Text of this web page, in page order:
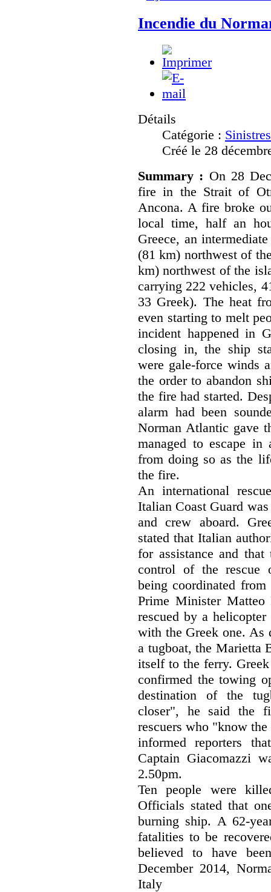
Incendie du
Détails
Catégorie :
Créé le 28
Summary : On 28
fire in the Strait of
Ancona. A fire broke
local time, half an
Greece, an
(81 km) northwest of
km) northwest of the
carrying 222 vehicles,
33 Greek). The heat
even starting to melt
incident happened in
closing in, the ship
were gale-force winds
the order to abandon
the fire had started.
alarm had been
Norman Atlantic gave
managed to escape in
from doing so as the
the fire.
An international
Italian Coast Guard
and crew aboard.
stated that Italian
for assistance and
control of the rescue
being coordinated
Prime Minister Matteo
rescued by a
with the Greek one. As
a tugboat, the Marietta
itself to the ferry.
confirmed the towing
destination of the
closer", he said the
rescuers who "know
informed reporters
Captain Giacomazzi
2.50pm.
Ten people were
Officials stated that
burning ship. A 62-
fatalities to be
believed to have
December 2014,
Italy